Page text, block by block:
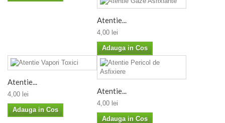
Atentie...
4,00 lei
Adauga in Cos
Atentie...
4,00 lei
Adauga in Cos
Atentie...
4,00 lei
Adauga in Cos